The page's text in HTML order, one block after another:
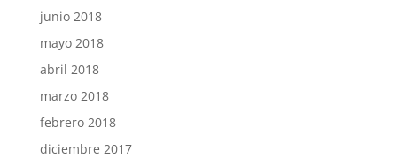
junio 2018
mayo 2018
abril 2018
marzo 2018
febrero 2018
diciembre 2017